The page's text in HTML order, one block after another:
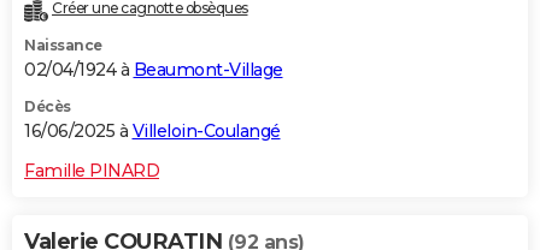
Créer une cagnotte obsèques
Naissance
02/04/1924 à Beaumont-Village
Décès
16/06/2025 à Villeloin-Coulangé
Famille PINARD
Valerie COURATIN (92 ans)